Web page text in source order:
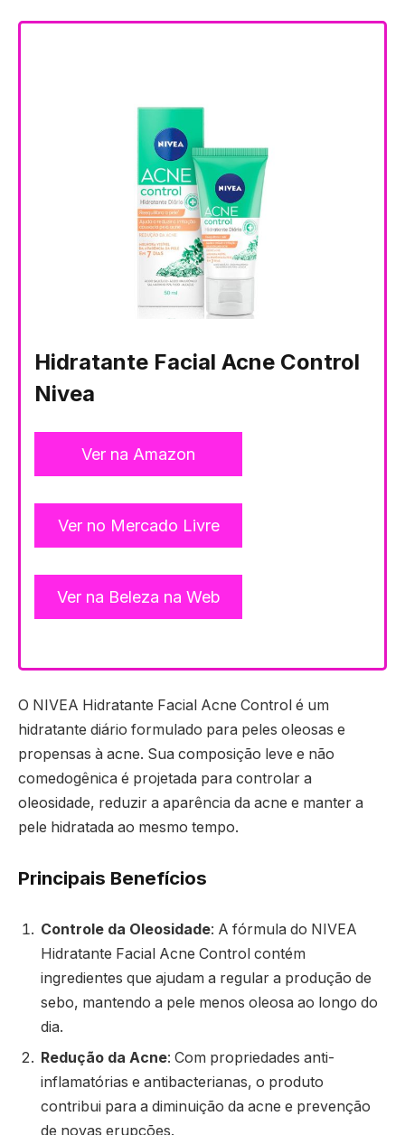
Hidratante Facial Acne Control
Nivea
Ver na Amazon
Ver no Mercado Livre
Ver na Beleza na Web
O NIVEA Hidratante Facial Acne Control é um
hidratante diário formulado para peles oleosas e
propensas à acne. Sua composição leve e não
comedogênica é projetada para controlar a
oleosidade, reduzir a aparência da acne e manter a
pele hidratada ao mesmo tempo.
Principais Benefícios
Controle da Oleosidade: A fórmula do NIVEA
Hidratante Facial Acne Control contém
ingredientes que ajudam a regular a produção de
sebo, mantendo a pele menos oleosa ao longo do
dia.
Redução da Acne: Com propriedades anti-
inflamatórias e antibacterianas, o produto
contribui para a diminuição da acne e prevenção
de novas erupções.